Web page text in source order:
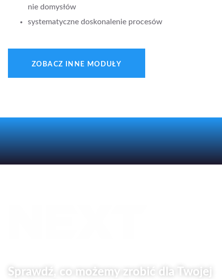
nie domysłów
systematyczne doskonalenie procesów
ZOBACZ INNE MODUŁY
Sprawdź, co możemy zrobić dla Twojej